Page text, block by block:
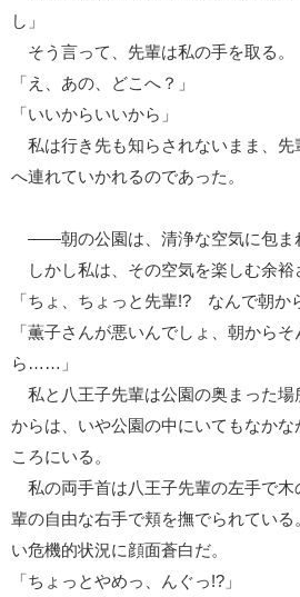
し」
そう言って、先輩は私の手を取る。
「え、あの、どこへ？」
「いいからいいから」
私は行き先も知らされないまま、先
へ連れていかれるのであった。
――朝の公園は、清浄な空気に包ま
しかし私は、その空気を楽しむ余裕
「ちょ、ちょっと先輩!? なんで朝か
「薫子さんが悪いんでしょ、朝から
ら……」
私と八王子先輩は公園の奥まった場
からは、いや公園の中にいてもなかな
ころにいる。
私の両手首は八王子先輩の左手で木
輩の自由な右手で頬を撫でられてい
い危機的状況に顔面蒼白だ。
「ちょっとやめっ、んぐっ!?」